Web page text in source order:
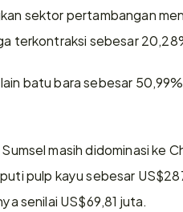
sektor pertambangan
terkontraksi sebesar
batu bara sebesar
masih didominasi ke
pulp kayu sebesar
senilai US$69,81 juta.